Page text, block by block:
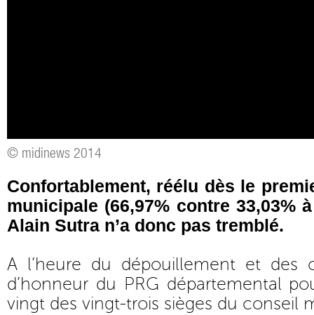
© midinews 2014
Confortablement, réélu dès le
municipale (66,97% contre 33,03%
Alain Sutra n’a donc pas tremblé.
A l’heure du dépouillement et des
d’honneur du PRG départemental
vingt des vingt-trois sièges du conseil